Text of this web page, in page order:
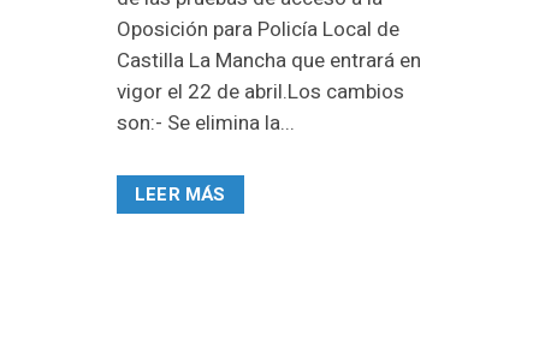
Oposición para Policía Local de
Castilla La Mancha que entrará en
vigor el 22 de abril.Los cambios
son:- Se elimina la...
LEER MÁS